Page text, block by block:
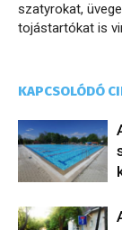
szatyrokat,
tojástartókat is
KAPCSOLÓDÓ